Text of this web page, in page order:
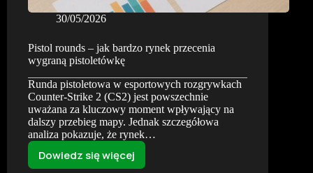
30/05/2026
Pistol rounds – jak bardzo rynek przecenia
wygraną pistoletówkę
Runda pistoletowa w esportowych rozgrywkach
Counter-Strike 2 (CS2) jest powszechnie
uważana za kluczowy moment wpływający na
dalszy przebieg mapy. Jednak szczegółowa
analiza pokazuje, że rynek…
Dowiedz się więcej
Pistol